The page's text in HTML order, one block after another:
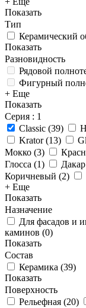
Показать
Тип
Керамический
Показать
Разновидность
Рядовой
Фигурный
+ Еще
Показать
Серия : 1
Classic (39)
Krator(13)
Мокко (3)
Глосса (1) Дакар
Коричневый (2)
+ Еще
Показать
Назначение
Для фасадов и
каминов (0)
Показать
Состав
Керамика (39)
Показать
Поверхность
Рельефная (20)